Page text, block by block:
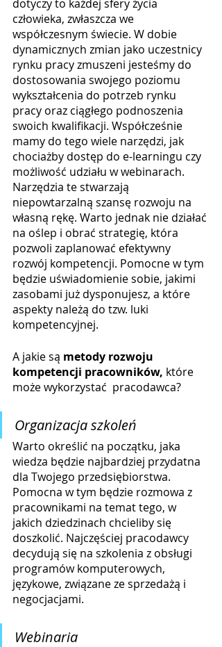
dotyczy to każdej sfery życia
człowieka, zwłaszcza we
współczesnym świecie. W dobie
dynamicznych zmian jako uczestnicy
rynku pracy zmuszeni jesteśmy do
dostosowania swojego poziomu
wykształcenia do potrzeb rynku
pracy oraz ciągłego podnoszenia
swoich kwalifikacji. Współcześnie
mamy do tego wiele narzędzi, jak
chociażby dostęp do e-learningu czy
możliwość udziału w webinarach.
Narzędzia te stwarzają
niepowtarzalną szansę rozwoju na
własną rękę. Warto jednak nie działać
na oślep i obrać strategię, która
pozwoli zaplanować efektywny
rozwój kompetencji. Pomocne w tym
będzie uświadomienie sobie, jakimi
zasobami już dysponujesz, a które
aspekty należą do tzw. luki
kompetencyjnej.
A jakie są metody rozwoju
kompetencji pracowników, które
może wykorzystać  pracodawca?
Organizacja szkoleń
Warto określić na początku, jaka
wiedza będzie najbardziej przydatna
dla Twojego przedsiębiorstwa.
Pomocna w tym będzie rozmowa z
pracownikami na temat tego, w
jakich dziedzinach chcieliby się
doszkolić. Najczęściej pracodawcy
decydują się na szkolenia z obsługi
programów komputerowych,
językowe, związane ze sprzedażą i
negocjacjami.
Webinaria